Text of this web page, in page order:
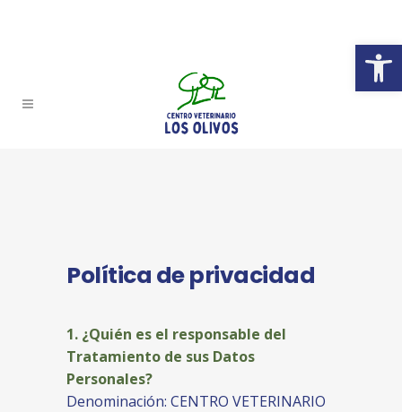
Abrir
Política de privacidad
1. ¿Quién es el responsable del
Tratamiento de sus Datos
Personales?
Denominación: CENTRO VETERINARIO